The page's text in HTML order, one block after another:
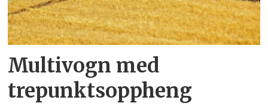
Multivogn med
trepunktsoppheng